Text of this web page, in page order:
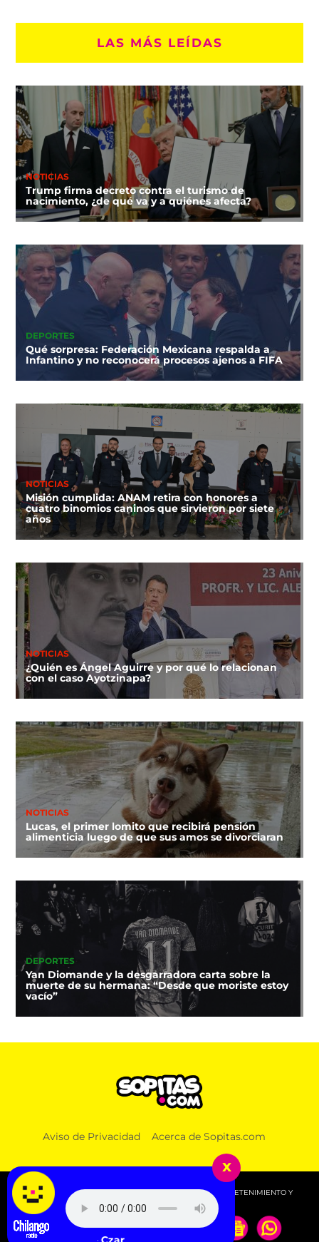
LAS MÁS LEÍDAS
NOTICIAS
Trump firma decreto contra el turismo de
nacimiento, ¿de qué va y a quiénes afecta?
DEPORTES
Qué sorpresa: Federación Mexicana respalda a
Infantino y no reconocerá procesos ajenos a FIFA
NOTICIAS
Misión cumplida: ANAM retira con honores a
cuatro binomios caninos que sirvieron por siete
años
NOTICIAS
¿Quién es Ángel Aguirre y por qué lo relacionan
con el caso Ayotzinapa?
NOTICIAS
Lucas, el primer lomito que recibirá pensión
alimenticia luego de que sus amos se divorciaran
DEPORTES
Yan Diomande y la desgarradora carta sobre la
muerte de su hermana: “Desde que moriste estoy
vacío”
Aviso de Privacidad Acerca de Sopitas.com
© 2026 SOPITAS.COM - MÚSICA, NOTICIAS, DEPORTES, ENTRETENIMIENTO Y
MÁS!.
x